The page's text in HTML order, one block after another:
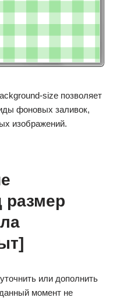
size позволяет
фоновых заливок,
изображений.
размер
или дополнить
момент не